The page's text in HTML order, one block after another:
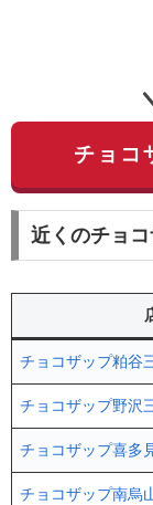
チョコ
近くのチョ
チョコザップ粕谷
チョコザップ野沢
チョコザップ喜多
チョコザップ南烏